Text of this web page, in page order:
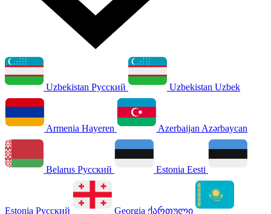
Uzbekistan Русский Uzbekistan Uzbek
Armenia Hayeren Azerbaijan Azərbaycan
Belarus Русский Estonia Eesti
Estonia Русский Georgia ქართული